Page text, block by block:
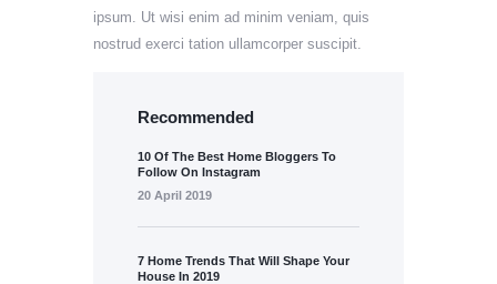
ipsum. Ut wisi enim ad minim veniam, quis
nostrud exerci tation ullamcorper suscipit.
Recommended
10 Of The Best Home Bloggers To
Follow On Instagram
20 April 2019
7 Home Trends That Will Shape Your
House In 2019